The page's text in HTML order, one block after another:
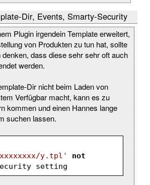
Dir, Events, Smarty-Security
Plugin irgendein Template erweitert,
von Produkten zu tun hat, sollte
dass diese sehr sehr oft auch
werden.
Dir nicht beim Laden von
Verfügbar macht, kann es zu
kommen und einen Hannes lange
suchen lassen.
y.tpl'
not
setting